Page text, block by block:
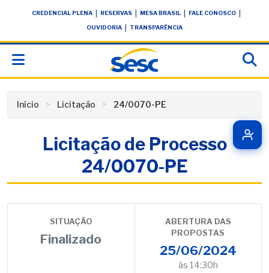
conteúdoCREDENCIAL PLENA RESERVAS MESA BRASIL FALE CONOSCO
OUVIDORIA TRANSPARÊNCIA
Início Licitação 24/0070-PE
Licitação de Processo
24/0070-PE
SITUAÇÃO
Finalizado
ABERTURA DAS
PROPOSTAS
25/06/2024
às 14:30h